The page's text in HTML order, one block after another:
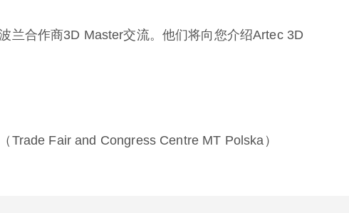
兰合作商3D Master交流。他们将向您介绍Artec 3D
Trade Fair and Congress Centre MT Polska）